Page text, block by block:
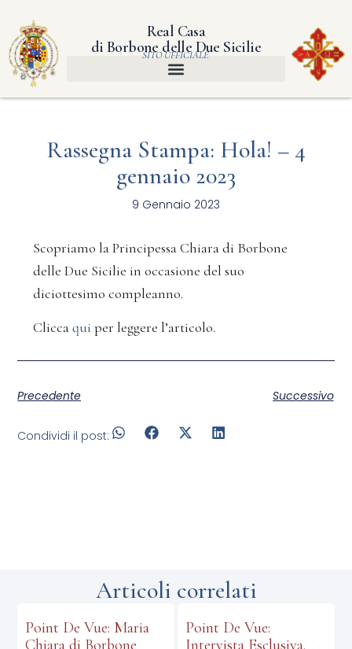
Real Casa
di Borbone delle Due Sicilie
SITO UFFICIALE
Rassegna Stampa: Hola! – 4
gennaio 2023
9 Gennaio 2023
Scopriamo la Principessa Chiara di Borbone
delle Due Sicilie in occasione del suo
diciottesimo compleanno.
Cliccaqui per leggere l’articolo.
Precedente Successivo
Condividi il post:
Articoli correlati
Point De Vue: Maria
Chiara di Borbone
Point De Vue:
Intervista Esclusiva.